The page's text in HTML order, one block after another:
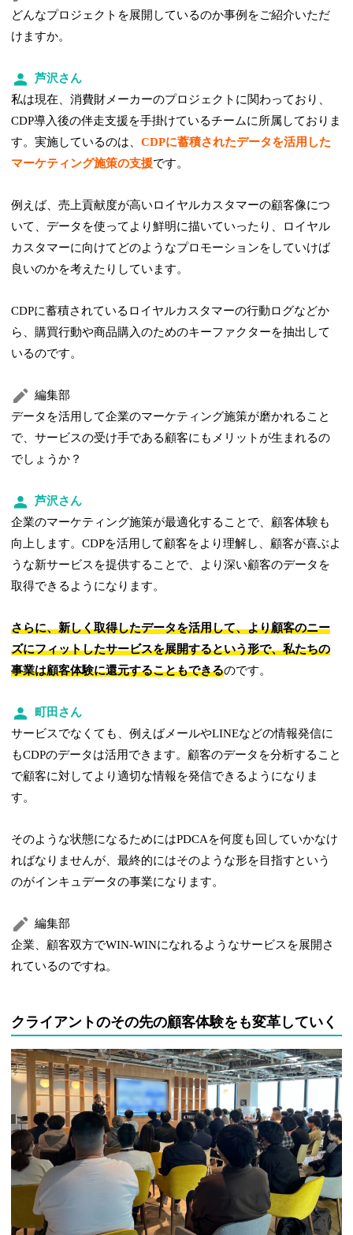
どんなプロジェクトを展開しているのか事例をご紹介いただ
けますか。
芦沢さん
私は現在、消費財メーカーのプロジェクトに関わっており、
CDP導入後の伴走支援を手掛けているチームに所属しておりま
す。実施しているのは、CDPに蓄積されたデータを活用した
マーケティング施策の支援です。
例えば、売上貢献度が高いロイヤルカスタマーの顧客像につ
いて、データを使ってより鮮明に描いていったり、ロイヤル
カスタマーに向けてどのようなプロモーションをしていけば
良いのかを考えたりしています。
CDPに蓄積されているロイヤルカスタマーの行動ログなどか
ら、購買行動や商品購入のためのキーファクターを抽出して
いるのです。
編集部
データを活用して企業のマーケティング施策が磨かれること
で、サービスの受け手である顧客にもメリットが生まれるの
でしょうか？
芦沢さん
企業のマーケティング施策が最適化することで、顧客体験も
向上します。CDPを活用して顧客をより理解し、顧客が喜ぶよ
うな新サービスを提供することで、より深い顧客のデータを
取得できるようになります。
さらに、新しく取得したデータを活用して、より顧客のニー
ズにフィットしたサービスを展開するという形で、私たちの
事業は顧客体験に還元することもできるのです。
町田さん
サービスでなくても、例えばメールやLINEなどの情報発信に
もCDPのデータは活用できます。顧客のデータを分析すること
で顧客に対してより適切な情報を発信できるようになりま
す。
そのような状態になるためにはPDCAを何度も回していかなけ
ればなりませんが、最終的にはそのような形を目指すという
のがインキュデータの事業になります。
編集部
企業、顧客双方でWIN-WINになれるようなサービスを展開さ
れているのですね。
クライアントのその先の顧客体験をも変革していく